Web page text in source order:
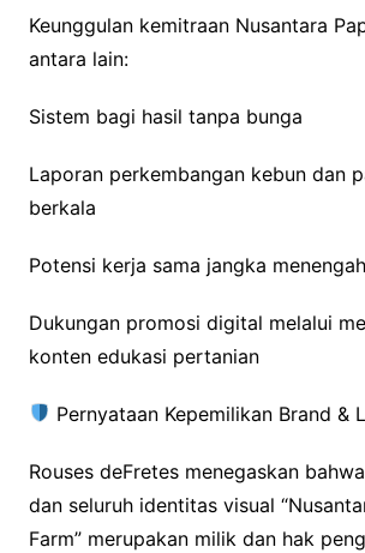
Keunggulan kemitraan Nusantara
antara lain:
Sistem bagi hasil tanpa bunga
Laporan perkembangan kebun dan
berkala
Potensi kerja sama jangka
Dukungan promosi digital melalui
konten edukasi pertanian
Pernyataan Kepemilikan Brand &
Rouses deFretes menegaskan
dan seluruh identitas visual
Farm” merupakan milik dan hak